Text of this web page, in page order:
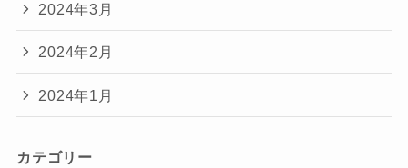
2024年3月
2024年2月
2024年1月
カテゴリー